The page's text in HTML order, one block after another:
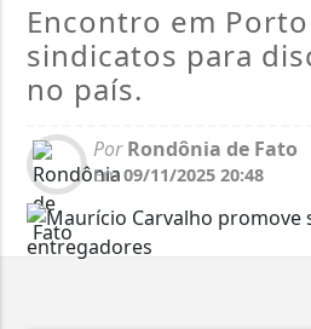
Encontro em
sindicatos para
no país.
PorRondônia de Fato
Em09/11/2025 20:48